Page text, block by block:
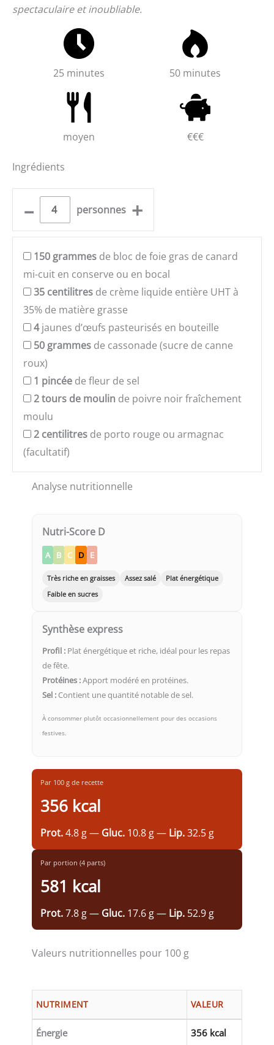
spectaculaire et inoubliable.
25 minutes 50 minutes
moyen €€€
Ingrédients
– personnes +
150 grammes de bloc de foie gras de canard
mi-cuit en conserve ou en bocal
35 centilitres de crème liquide entière UHT à
35% de matière grasse
4jaunes d’œufs pasteurisés en bouteille
50 grammes de cassonade (sucre de canne
roux)
1 pincée de fleur de sel
2tours de moulin de poivre noir fraîchement
moulu
2 centilitres de porto rouge ou armagnac
(facultatif)
Analyse nutritionnelle
Nutri-Score D
A B C D E
Très riche en graisses Assez salé
Plat énergétique
Faible en sucres
Synthèse express
Profil : Plat énergétique et riche, idéal pour les repas
de fête.
Protéines :Apport modéré en protéines.
Sel : Contient une quantité notable de sel.
À consommer plutôt occasionnellement pour des occasions
festives.
Par 100 g de recette
356 kcal
Prot.4.8 g — Gluc. 10.8 g — Lip.32.5 g
Par portion (4 parts)
581 kcal
Prot.7.8 g — Gluc. 17.6 g — Lip. 52.9 g
Valeurs nutritionnelles pour 100 g
NUTRIMENT VALEUR
Énergie 356 kcal